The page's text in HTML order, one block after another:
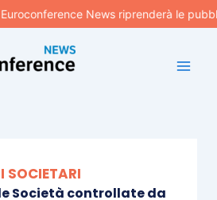
News riprenderà le
SOCIETARI
Società controllate da